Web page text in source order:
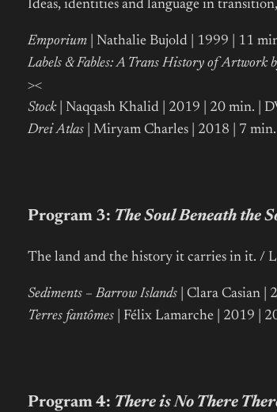
Ideas, identities and language in
Emporium| Nathalie Bujold | 1999 | 11
Labels & Fables: A Trans History of Artwork
><
Stock| Naqqash Khalid | 2019 | 20 min. |
Drei Atlas| Miryam Charles | 2018 | 7
Program 3: The Soul Beneath the
The land and the history it carries in it. /
Sediments – Barrow Islands| Clara Casian |
Terres fantômes| Félix Lamarche | 2019 |
Program 4: There is No There